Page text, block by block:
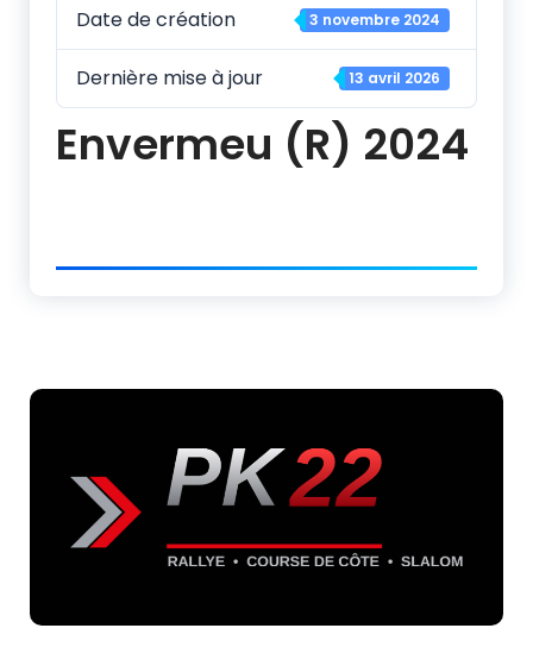
Date de création 3 novembre 2024
Dernière mise à jour 13 avril 2026
Envermeu (R) 2024